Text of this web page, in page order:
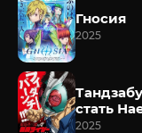
Гносия
2025
стать
2025